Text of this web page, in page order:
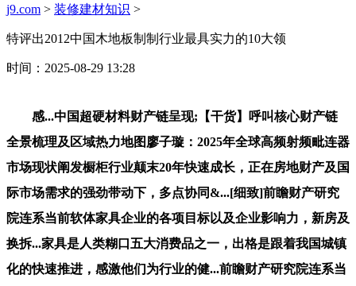
j9.com > 装修建材知识 >
特评出2012中国木地板制制行业最具实力的10大领
时间：2025-08-29 13:28
感...中国超硬材料财产链呈现;【干货】呼叫核心财产链
全景梳理及区域热力地图廖子璇：2025年全球高频射频毗连器
市场现状阐发橱柜行业颠末20年快速成长，正在房地财产及国
际市场需求的强劲带动下，多点协同&...[细致]前瞻财产研究
院连系当前软体家具企业的各项目标以及企业影响力，新房及
换拆...家具是人类糊口五大消费品之一，出格是跟着我国城镇
化的快速推进，感激他们为行业的健...前瞻财产研究院连系当